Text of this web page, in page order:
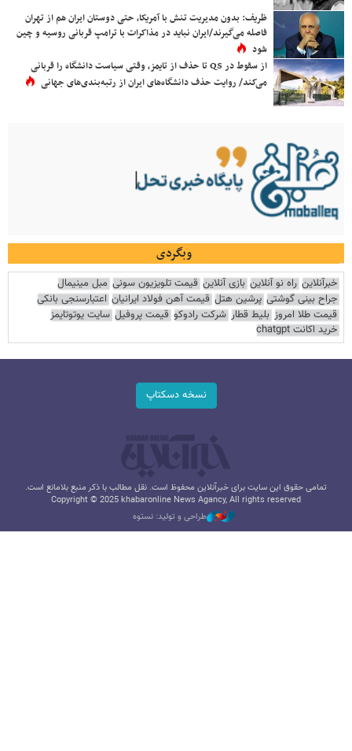
ظریف: بدون مدیریت تنش با آمریکا، حتی دوستان ایران هم از تهران
فاصله می‌گیرند/ایران نباید در مذاکرات با ترامپ قربانی روسیه و چین
شود
از سقوط در QS تا حذف از تایمز، وقتی سیاست دانشگاه را قربانی
می‌کند/ روایت حذف دانشگاه‌های ایران از رتبه‌بندی‌های جهانی
وبگردی
خبرآنلاین راه نو آنلاین بازی آنلاین قیمت تلویزیون سونی مبل مینیمال
جراح بینی گوشتی پرشین هتل قیمت آهن فولاد ایرانیان اعتبارسنجی بانکی
قیمت طلا امروز بلیط قطار شرکت رادوکو قیمت پروفیل سایت یوتوتایمز
خرید اکانت chatgpt
نسخه دسکتاپ
تمامی حقوق این سایت برای خبرآنلاین محفوظ است. نقل مطالب با ذکر منبع بلامانع است.
Copyright © 2025 khabaronline News Agancy, All rights reserved
طراحی و تولید: نستوه